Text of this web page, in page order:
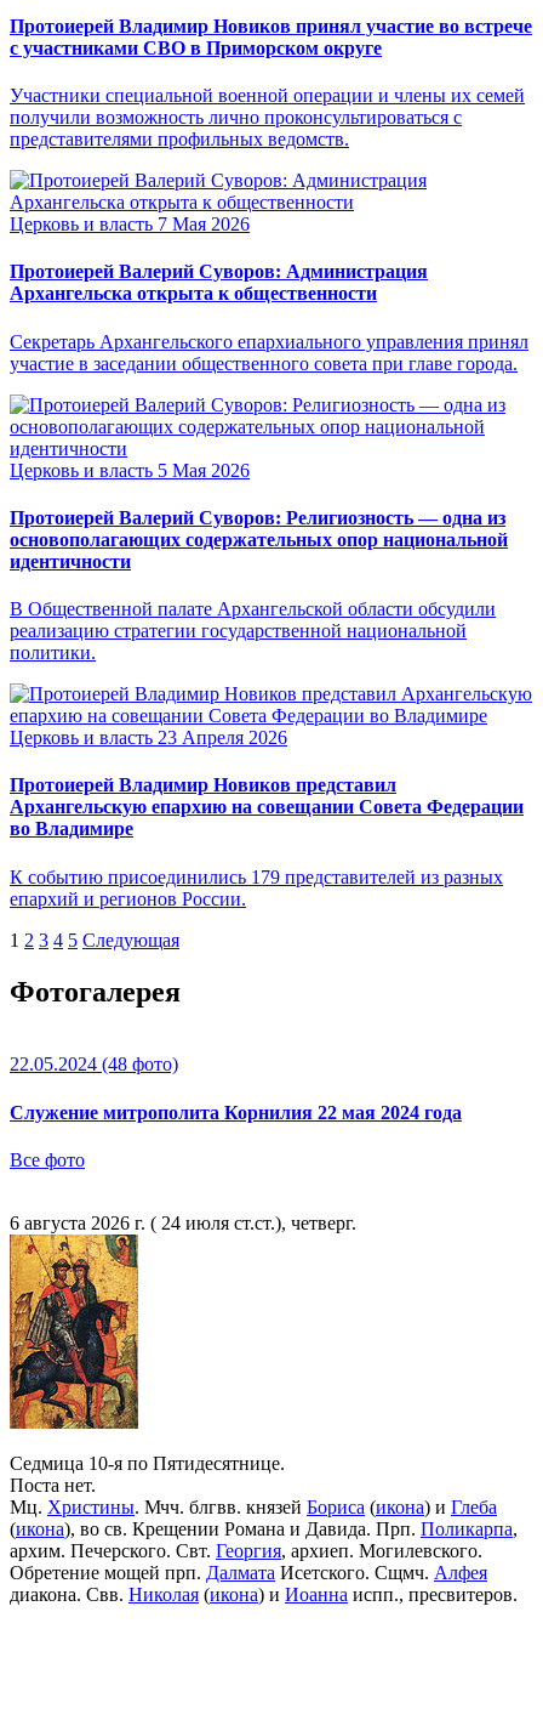
Протоиерей Владимир Новиков принял участие во встрече
с участниками СВО в Приморском округе
Участники специальной военной операции и члены их семей
получили возможность лично проконсультироваться с
представителями профильных ведомств.
Церковь и власть 7 Мая 2026
Протоиерей Валерий Суворов: Администрация
Архангельска открыта к общественности
Секретарь Архангельского епархиального управления принял
участие в заседании общественного совета при главе города.
Церковь и власть 5 Мая 2026
Протоиерей Валерий Суворов: Религиозность — одна из
основополагающих содержательных опор национальной
идентичности
В Общественной палате Архангельской области обсудили
реализацию стратегии государственной национальной
политики.
Церковь и власть 23 Апреля 2026
Протоиерей Владимир Новиков представил
Архангельскую епархию на совещании Совета Федерации
во Владимире
К событию присоединились 179 представителей из разных
епархий и регионов России.
1 2 3 4 5 Следующая
Фотогалерея
22.05.2024 (48 фото)
Служение митрополита Корнилия 22 мая 2024 года
Все фото
6 августа 2026 г. ( 24 июля ст.ст.), четверг.
Седмица 10-я по Пятидесятнице.
Поста нет.
Мц. Христины. Мчч. блгвв. князей Бориса (икона) и Глеба
(икона), во св. Крещении Романа и Давида. Прп. Поликарпа,
архим. Печерского. Свт. Георгия, архиеп. Могилевского.
Обретение мощей прп. Далмата Исетского. Сщмч. Алфея
диакона. Свв. Николая (икона) и Иоанна испп., пресвитеров.